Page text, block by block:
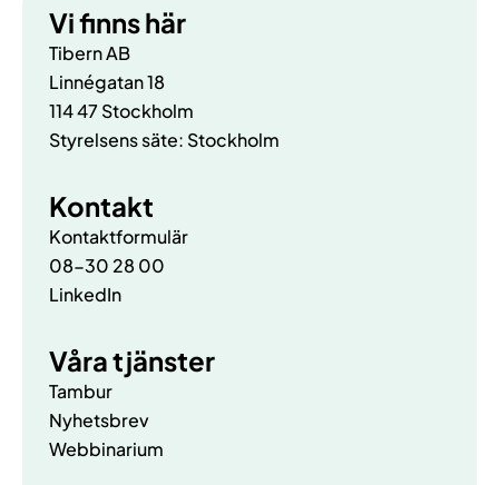
Vi finns här
Tibern AB
Linnégatan 18
114 47 Stockholm
Styrelsens säte: Stockholm
Kontakt
Kontaktformulär
08-30 28 00
LinkedIn
Våra tjänster
Tambur
Nyhetsbrev
Webbinarium